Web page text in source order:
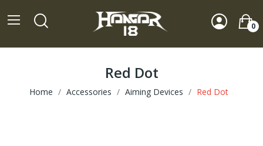
0
Red Dot
Home Accessories Aiming Devices Red Dot